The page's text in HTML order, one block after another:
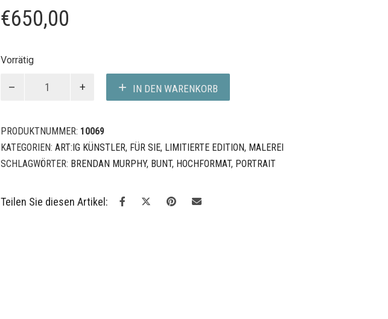
€650,00
Vorrätig
IN DEN WARENKORB
PRODUKTNUMMER: 10069
KATEGORIEN: ART:IG KÜNSTLER, FÜR SIE, LIMITIERTE EDITION, MALEREI
SCHLAGWÖRTER: BRENDAN MURPHY, BUNT, HOCHFORMAT, PORTRAIT
Teilen Sie diesen Artikel: